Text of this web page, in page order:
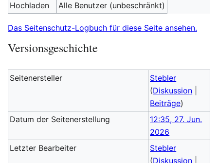
Hochladen
Alle Benutzer (unbeschränkt)
Das Seitenschutz-Logbuch für diese Seite ansehen.
Versionsgeschichte
Seitenersteller
Stebler
(Diskussion
Beiträge)
Datum der Seitenerstellung
12:35, 27. Jun.
2026
Letzter Bearbeiter
Stebler
(Diskussion